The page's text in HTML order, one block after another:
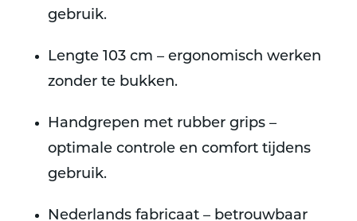
gebruik.
Lengte 103 cm – ergonomisch werken
zonder te bukken.
Handgrepen met rubber grips –
optimale controle en comfort tijdens
gebruik.
Nederlands fabricaat – betrouwbaar